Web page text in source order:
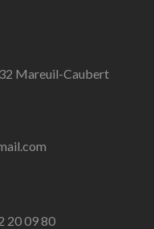
Mareuil-Caubert
20 09 80